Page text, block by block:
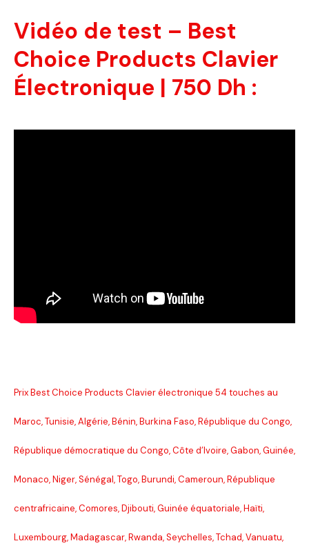
Vidéo de test – Best
Choice Products Clavier
Électronique | 750 Dh :
Prix Best Choice Products Clavier électronique 54 touches au
Maroc, Tunisie, Algérie, Bénin, Burkina Faso, République du Congo,
République démocratique du Congo, Côte d’Ivoire, Gabon, Guinée,
Monaco, Niger, Sénégal, Togo, Burundi, Cameroun, République
centrafricaine, Comores, Djibouti, Guinée équatoriale, Haïti,
Luxembourg, Madagascar, Rwanda, Seychelles, Tchad, Vanuatu,